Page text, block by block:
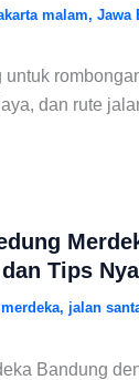
malam, Jawa
dan rute
Tips
, jalan
Bandung